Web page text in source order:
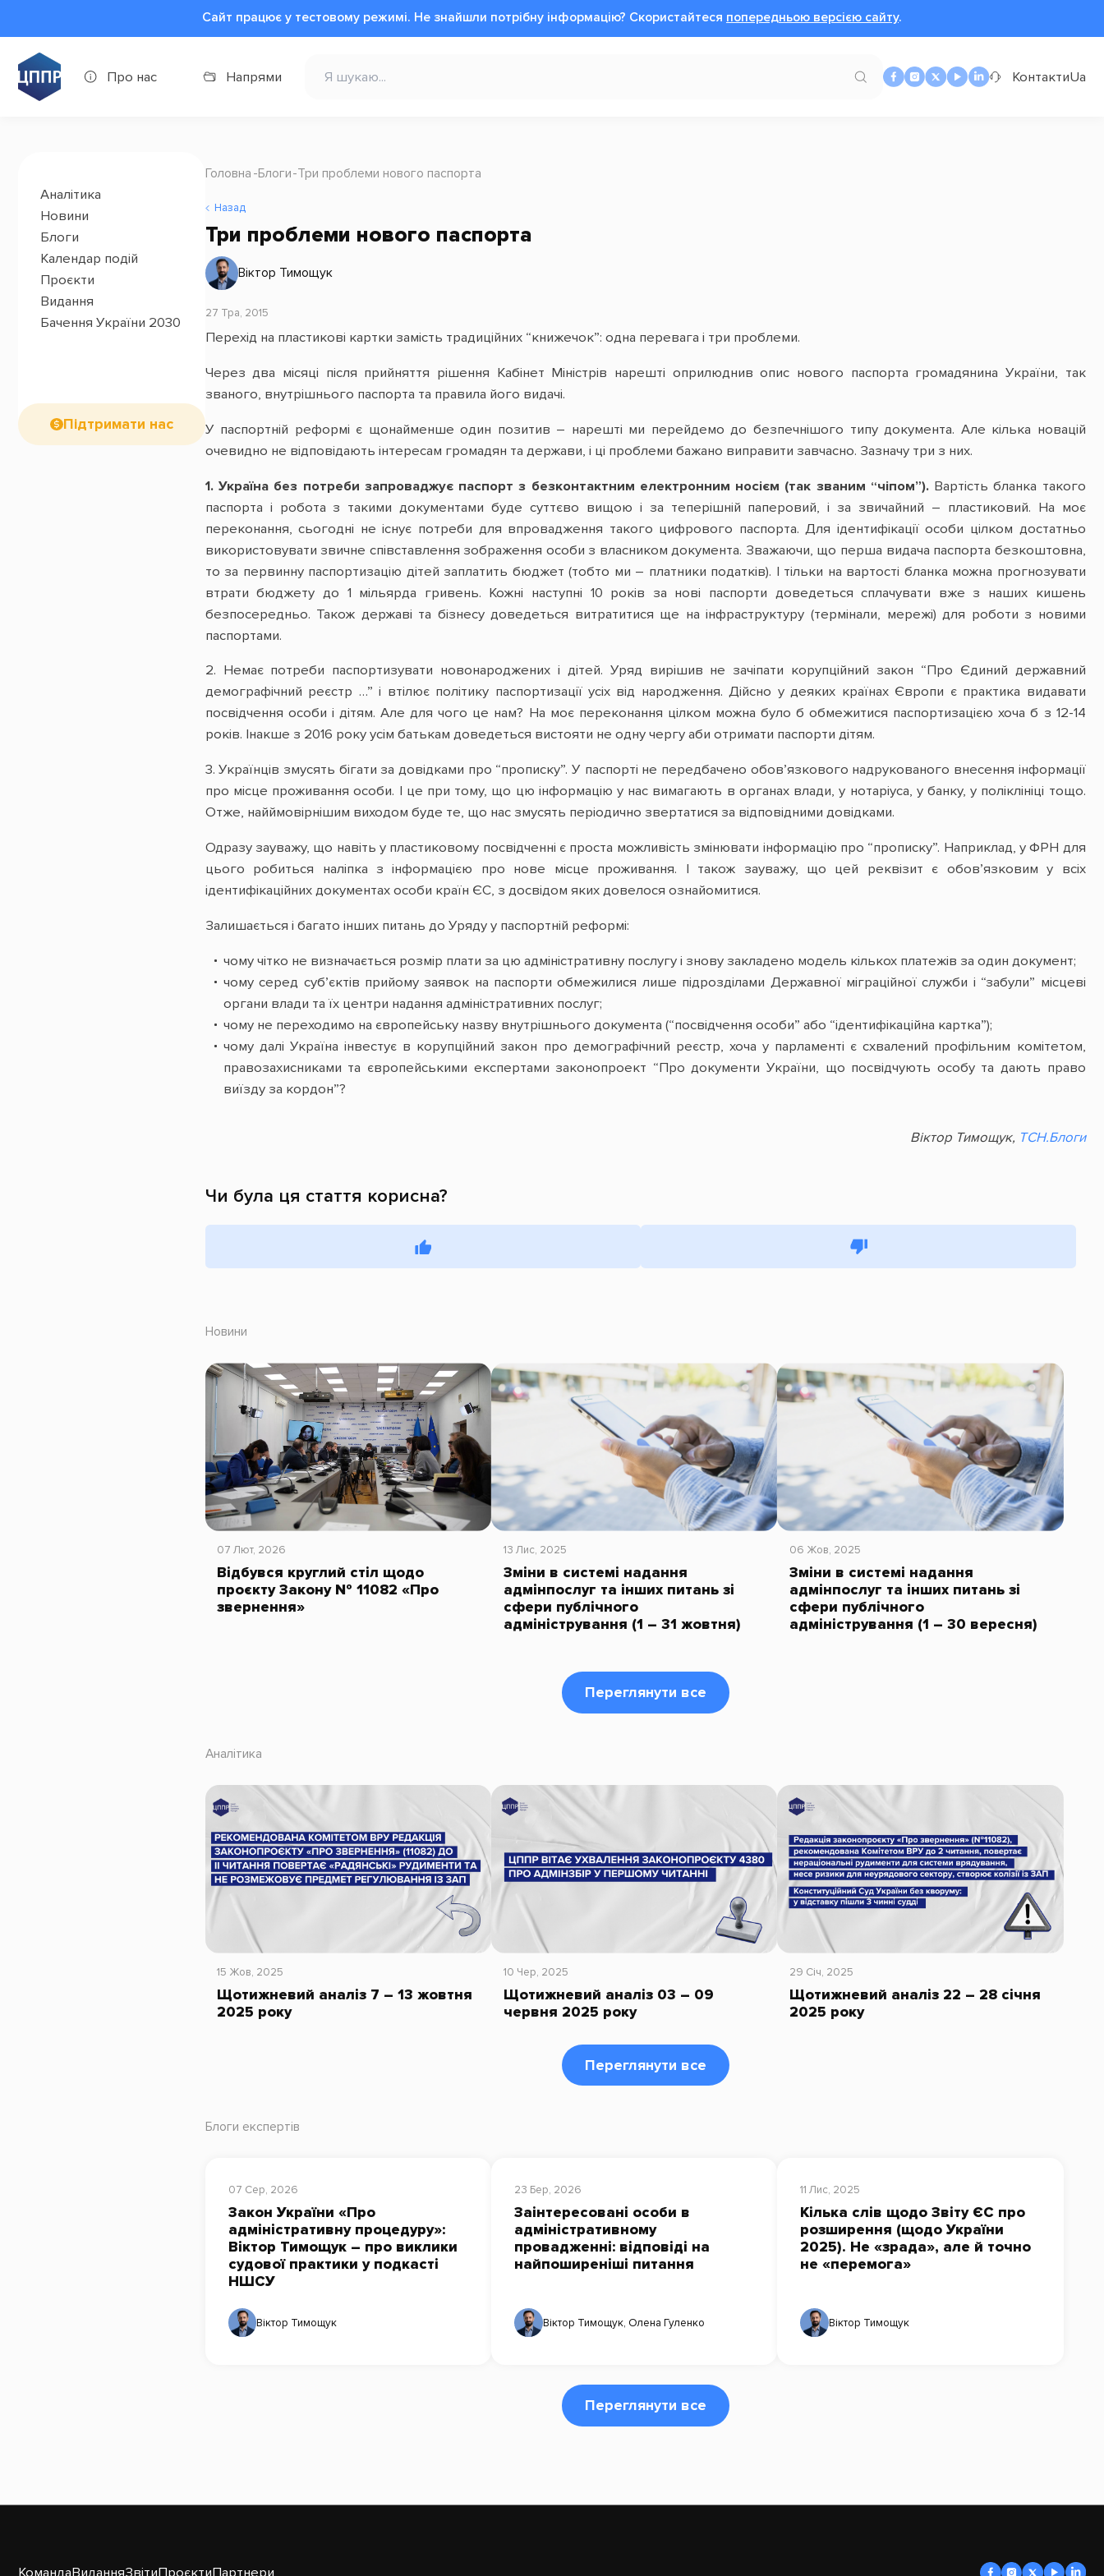
Сайт працює у тестовому режимі. Не знайшли потрібну інформацію? Cкористайтеся попередньою версією сайту.
Про нас Напрями КонтактиUa
Аналітика
Новини
Блоги
Календар подій
Проєкти
Видання
Бачення України 2030
Підтримати нас
Головна Блоги Три проблеми нового паспорта
Назад
Три проблеми нового паспорта
Віктор Тимощук
27 Тра, 2015
Перехід на пластикові картки замість традиційних “книжечок”: одна перевага і три проблеми.
Через два місяці після прийняття рішення Кабінет Міністрів нарешті оприлюднив опис нового паспорта громадянина України, так
званого, внутрішнього паспорта та правила його видачі.
У паспортній реформі є щонайменше один позитив – нарешті ми перейдемо до безпечнішого типу документа. Але кілька новацій
очевидно не відповідають інтересам громадян та держави, і ці проблеми бажано виправити завчасно. Зазначу три з них.
1. Україна без потреби запроваджує паспорт з безконтактним електронним носієм (так званим “чіпом”).Вартість бланка такого
паспорта і робота з такими документами буде суттєво вищою і за теперішній паперовий, і за звичайний – пластиковий. На моє
переконання, сьогодні не існує потреби для впровадження такого цифрового паспорта. Для ідентифікації особи цілком достатньо
використовувати звичне співставлення зображення особи з власником документа. Зважаючи, що перша видача паспорта безкоштовна,
то за первинну паспортизацію дітей заплатить бюджет (тобто ми – платники податків). І тільки на вартості бланка можна прогнозувати
втрати бюджету до 1 мільярда гривень. Кожні наступні 10 років за нові паспорти доведеться сплачувати вже з наших кишень
безпосередньо. Також державі та бізнесу доведеться витратитися ще на інфраструктуру (термінали, мережі) для роботи з новими
паспортами.
2. Немає потреби паспортизувати новонароджених і дітей. Уряд вирішив не зачіпати корупційний закон “Про Єдиний державний
демографічний реєстр …” і втілює політику паспортизації усіх від народження. Дійсно у деяких країнах Європи є практика видавати
посвідчення особи і дітям. Але для чого це нам? На моє переконання цілком можна було б обмежитися паспортизацією хоча б з 12-14
років. Інакше з 2016 року усім батькам доведеться вистояти не одну чергу аби отримати паспорти дітям.
3. Українців змусять бігати за довідками про “прописку”. У паспорті не передбачено обов’язкового надрукованого внесення інформації
про місце проживання особи. І це при тому, що цю інформацію у нас вимагають в органах влади, у нотаріуса, у банку, у поліклініці тощо.
Отже, найймовірнішим виходом буде те, що нас змусять періодично звертатися за відповідними довідками.
Одразу зауважу, що навіть у пластиковому посвідченні є проста можливість змінювати інформацію про “прописку”. Наприклад, у ФРН для
цього робиться наліпка з інформацією про нове місце проживання. І також зауважу, що цей реквізит є обов’язковим у всіх
ідентифікаційних документах особи країн ЄС, з досвідом яких довелося ознайомитися.
Залишається і багато інших питань до Уряду у паспортній реформі:
чому чітко не визначається розмір плати за цю адміністративну послугу і знову закладено модель кількох платежів за один документ;
чому серед суб’єктів прийому заявок на паспорти обмежилися лише підрозділами Державної міграційної служби і “забули” місцеві
органи влади та їх центри надання адміністративних послуг;
чому не переходимо на європейську назву внутрішнього документа (“посвідчення особи” або “ідентифікаційна картка”);
чому далі Україна інвестує в корупційний закон про демографічний реєстр, хоча у парламенті є схвалений профільним комітетом,
правозахисниками та європейськими експертами законопроект “Про документи України, що посвідчують особу та дають право
виїзду за кордон”?
Віктор Тимощук, ТСН.Блоги
Чи була ця стаття корисна?
Новини
07 Лют, 2026
Відбувся круглий стіл щодо
проєкту Закону № 11082 «Про
звернення»
13 Лис, 2025
Зміни в системі надання
адмінпослуг та інших питань зі
сфери публічного
адміністрування (1 – 31 жовтня)
06 Жов, 2025
Зміни в системі надання
адмінпослуг та інших питань зі
сфери публічного
адміністрування (1 – 30 вересня)
Переглянути все
Аналітика
15 Жов, 2025
Щотижневий аналіз 7 – 13 жовтня
2025 року
10 Чер, 2025
Щотижневий аналіз 03 – 09
червня 2025 року
29 Січ, 2025
Щотижневий аналіз 22 – 28 січня
2025 року
Переглянути все
Блоги експертів
07 Сер, 2026
Закон України «Про
адміністративну процедуру»:
Віктор Тимощук – про виклики
судової практики у подкасті
НШСУ
Віктор Тимощук
23 Бер, 2026
Заінтересовані особи в
адміністративному
провадженні: відповіді на
найпоширеніші питання
Віктор Тимощук, Олена Гуленко
11 Лис, 2025
Кілька слів щодо Звіту ЄС про
розширення (щодо України
2025). Не «зрада», але й точно
не «перемога»
Віктор Тимощук
Переглянути все
КомандаВиданняЗвітиПроєктиПартнери